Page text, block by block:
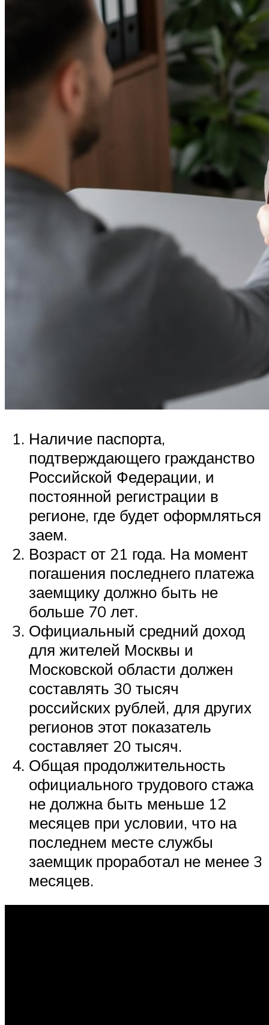
Наличие паспорта,
подтверждающего гражданство
Российской Федерации, и
постоянной регистрации в
регионе, где будет оформляться
заем.
Возраст от 21 года. На момент
погашения последнего платежа
заемщику должно быть не
больше 70 лет.
Официальный средний доход
для жителей Москвы и
Московской области должен
составлять 30 тысяч
российских рублей, для других
регионов этот показатель
составляет 20 тысяч.
Общая продолжительность
официального трудового стажа
не должна быть меньше 12
месяцев при условии, что на
последнем месте службы
заемщик проработал не менее 3
месяцев.